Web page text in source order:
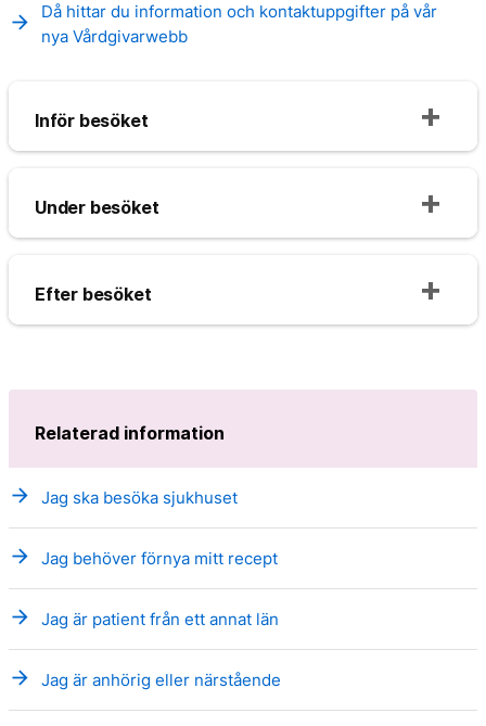
arrow_forward
Då hittar du information och kontaktuppgifter på vår
nya Vårdgivarwebb
Inför besöket
Under besöket
Efter besöket
Relaterad information
arrow_forward Jag ska besöka sjukhuset
arrow_forward Jag behöver förnya mitt recept
arrow_forward Jag är patient från ett annat län
arrow_forward Jag är anhörig eller närstående